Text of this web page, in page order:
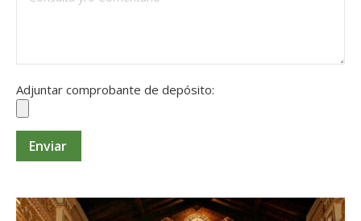
Adjuntar comprobante de depósito: